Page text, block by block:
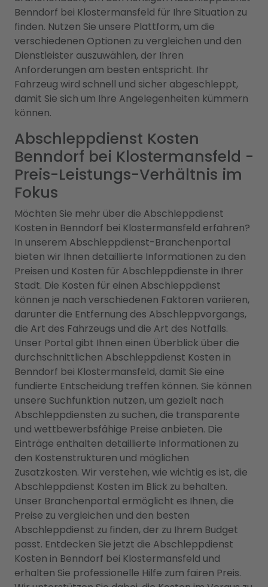
Benndorf bei Klostermansfeld für Ihre Situation zu
finden. Nutzen Sie unsere Plattform, um die
verschiedenen Optionen zu vergleichen und den
Dienstleister auszuwählen, der Ihren
Anforderungen am besten entspricht. Ihr
Fahrzeug wird schnell und sicher abgeschleppt,
damit Sie sich um Ihre Angelegenheiten kümmern
können.
Abschleppdienst Kosten
Benndorf bei Klostermansfeld -
Preis-Leistungs-Verhältnis im
Fokus
Möchten Sie mehr über die Abschleppdienst
Kosten in Benndorf bei Klostermansfeld erfahren?
In unserem Abschleppdienst-Branchenportal
bieten wir Ihnen detaillierte Informationen zu den
Preisen und Kosten für Abschleppdienste in Ihrer
Stadt. Die Kosten für einen Abschleppdienst
können je nach verschiedenen Faktoren variieren,
darunter die Entfernung des Abschleppvorgangs,
die Art des Fahrzeugs und die Art des Notfalls.
Unser Portal gibt Ihnen einen Überblick über die
durchschnittlichen Abschleppdienst Kosten in
Benndorf bei Klostermansfeld, damit Sie eine
fundierte Entscheidung treffen können. Sie können
unsere Suchfunktion nutzen, um gezielt nach
Abschleppdiensten zu suchen, die transparente
und wettbewerbsfähige Preise anbieten. Die
Einträge enthalten detaillierte Informationen zu
den Kostenstrukturen und möglichen
Zusatzkosten. Wir verstehen, wie wichtig es ist, die
Abschleppdienst Kosten im Blick zu behalten.
Unser Branchenportal ermöglicht es Ihnen, die
Preise zu vergleichen und den besten
Abschleppdienst zu finden, der zu Ihrem Budget
passt. Entdecken Sie jetzt die Abschleppdienst
Kosten in Benndorf bei Klostermansfeld und
erhalten Sie professionelle Hilfe zum fairen Preis.